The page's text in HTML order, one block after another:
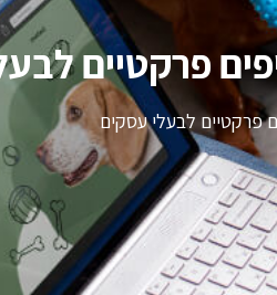
פרקטיים
פרקטיים לבעלי עסקים